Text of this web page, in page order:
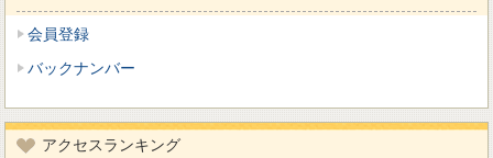
会員登録
バックナンバー
アクセスランキング